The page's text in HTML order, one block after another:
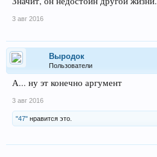
3 авг 2016
Выродок
Пользователи
А... ну эт конечно аргумент
3 авг 2016
"47" нравится это.